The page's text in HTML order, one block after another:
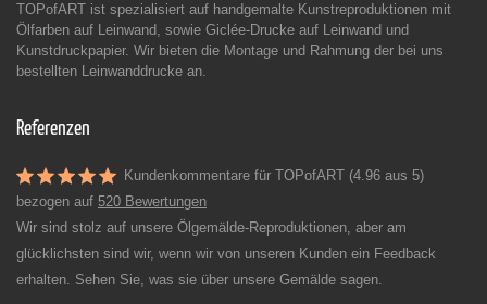
TOPofART ist spezialisiert auf handgemalte Kunstreproduktionen mit
Ölfarben auf Leinwand, sowie Giclée-Drucke auf Leinwand und
Kunstdruckpapier. Wir bieten die Montage und Rahmung der bei uns
bestellten Leinwanddrucke an.
Referenzen
Kundenkommentare für TOPofART (4.96 aus 5)
bezogen auf 520 Bewertungen
Wir sind stolz auf unsere Ölgemälde-Reproduktionen, aber am
glücklichsten sind wir, wenn wir von unseren Kunden ein Feedback
erhalten. Sehen Sie, was sie über unsere Gemälde sagen.